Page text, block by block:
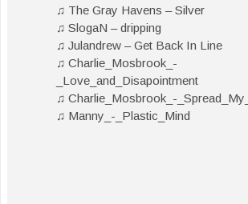
♫ The Gray Havens – Silver
♫ SlogaN – dripping
♫ Julandrew – Get Back In Line
♫ Charlie_Mosbrook_-
_Love_and_Disapointment
♫ Charlie_Mosbrook_-
♫ Manny_-_Plastic_Mind